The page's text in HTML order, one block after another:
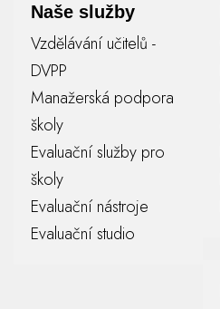
Naše služby
Vzdělávání učitelů -
DVPP
Manažerská podpora
školy
Evaluační služby pro
školy
Evaluační nástroje
Evaluační studio